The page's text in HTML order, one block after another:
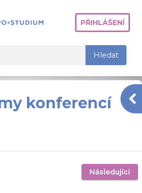
Hledat
PŘIHLÁŠENÍ
konferencí
Následující